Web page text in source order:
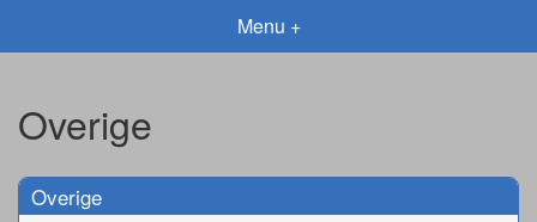
Menu +
Overige
Overige